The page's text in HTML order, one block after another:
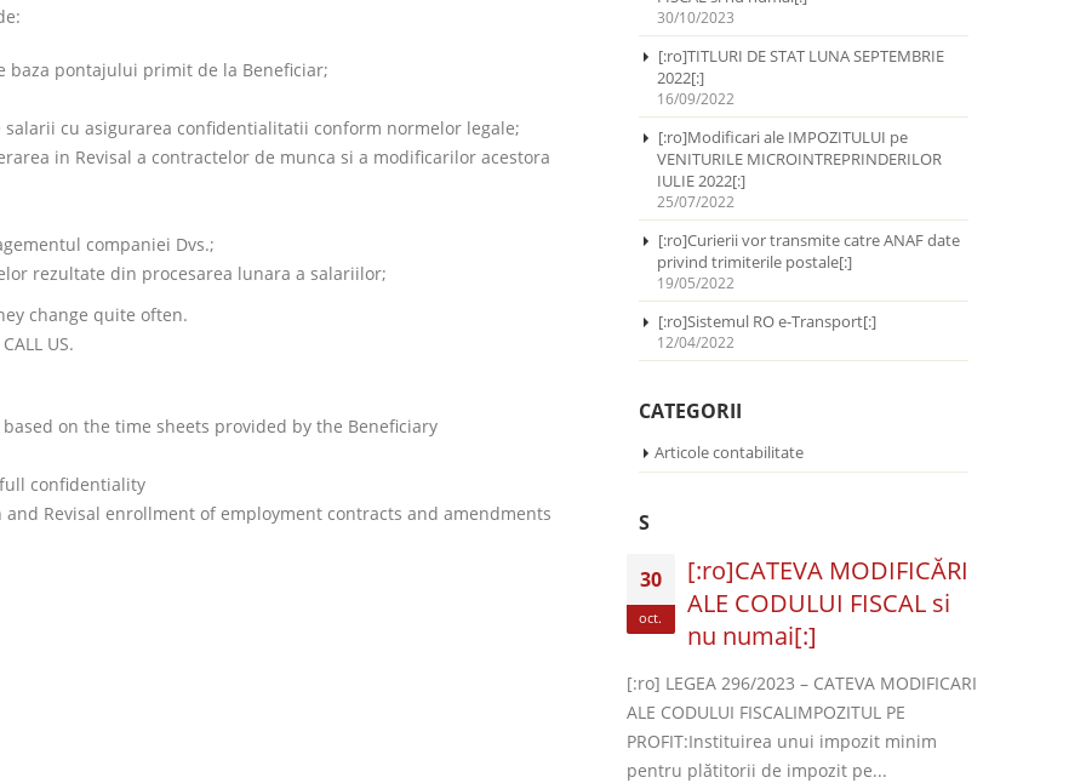
pontajului primit de la Beneficiar;
cu asigurarea confidentialitatii conform normelor legale;
in Revisal a contractelor de munca si a modificarilor acestora
companiei Dvs.;
rezultate din procesarea lunara a salariilor;
change quite often.
US.
on the time sheets provided by the Beneficiary
confidentiality
Revisal enrollment of employment contracts and amendments
30/10/2023
[:ro]TITLURI DE STAT LUNA SEPTEMBRIE
2022[:]
16/09/2022
[:ro]Modificari ale IMPOZITULUI pe
VENITURILE MICROINTREPRINDERILOR
IULIE 2022[:]
25/07/2022
[:ro]Curierii vor transmite catre ANAF date
privind trimiterile postale[:]
19/05/2022
[:ro]Sistemul RO e-Transport[:]
12/04/2022
CATEGORII
Articole contabilitate
S
30
oct.
[:ro]CATEVA MODIFICĂRI
ALE CODULUI FISCAL si
nu numai[:]
[:ro] LEGEA 296/2023 – CATEVA MODIFICARI
ALE CODULUI FISCALIMPOZITUL PE
PROFIT:Instituirea unui impozit minim
pentru plătitorii de impozit pe...